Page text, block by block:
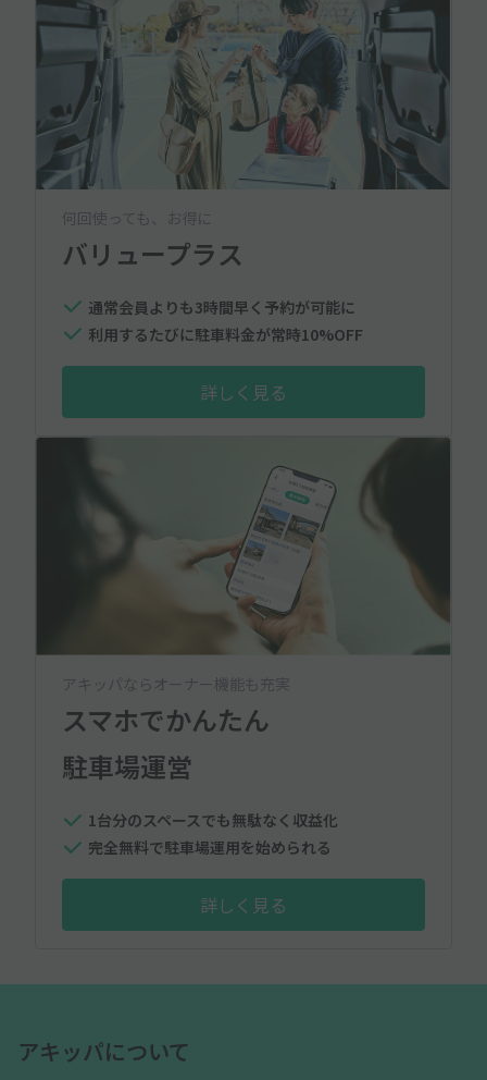
何回使っても、お得に
バリュープラス
通常会員よりも3時間早く予約が可能に
利用するたびに駐車料金が常時10%OFF
詳しく見る
アキッパならオーナー機能も充実
スマホでかんたん
駐車場運営
1台分のスペースでも無駄なく収益化
完全無料で駐車場運用を始められる
詳しく見る
アキッパについて